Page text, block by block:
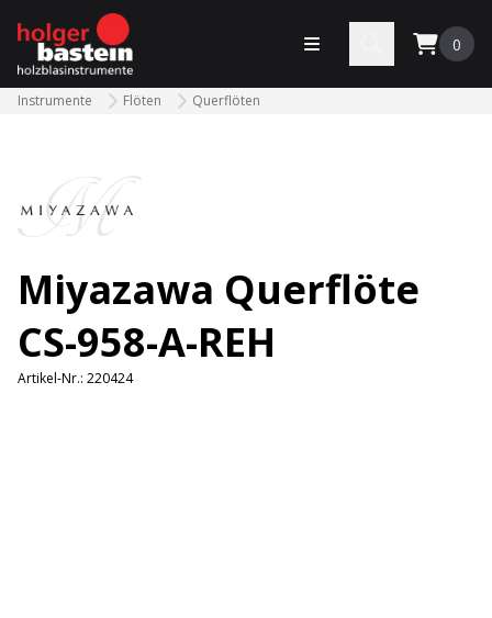
bastein
Menü öffnen 0
Instrumente Flöten Querflöten
Miyazawa Querflöte
CS-958-A-REH
Artikel-Nr.: 220424